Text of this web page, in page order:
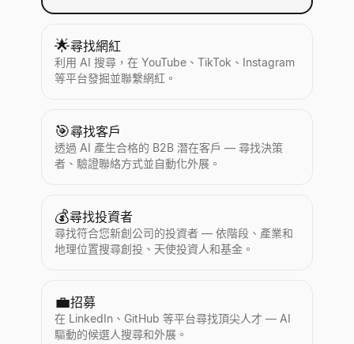
🌟尋找網紅
利用 AI 搜尋，在 YouTube、TikTok、Instagram
等平台發掘並聯繫網紅。
🎯尋找客戶
透過 AI 產生合格的 B2B 潛在客戶 — 尋找決策
者、驗證聯絡方式並自動化外展。
💰尋找投資者
尋找符合您新創公司的投資者 — 依階段、產業和
地理位置搜尋創投、天使投資人和基金。
💼招募
在 LinkedIn、GitHub 等平台尋找頂尖人才 — AI
驅動的候選人搜尋和外展。